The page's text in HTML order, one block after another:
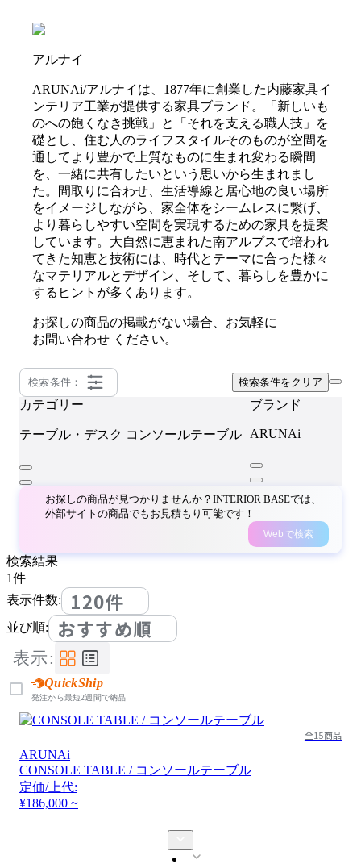
アルナイ
ARUNAi/アルナイは、1877年に創業した内藤家具イ
ンテリア工業が提供する家具ブランド。「新しいも
のへの飽くなき挑戦」と「それを支える職人技」を
礎とし、住む人のライフスタイルそのものが空間を
通してより豊かで上質なものに生まれ変わる瞬間
を、一緒に共有したいという思いから生まれまし
た。間取りに合わせ、生活導線と居心地の良い場所
をイメージしながら、家全体をシームレスに繋げ、
より暮らしやすい空間を実現するための家具を提案
しています。大自然に恵まれた南アルプスで培われ
てきた知恵と技術には、時代とテーマに合った様々
なマテリアルとデザイン、そして、暮らしを豊かに
するヒントが多くあります。
お探しの商品の掲載がない場合、お気軽に
お問い合わせ ください。
検索条件： 検索条件をクリア
カテゴリー
テーブル・デスク コンソールテーブル
ブランド
ARUNAi
お探しの商品が見つかりませんか？INTERIOR BASEでは、
外部サイトの商品でもお見積もり可能です！
Webで検索
検索結果
1件
表示件数:
120件
並び順: おすすめ順
表示:
QuickShip
発注から最短2週間で納品
全15商品
ARUNAi
CONSOLE TABLE / コンソールテーブル
定価/上代:
¥186,000 ~